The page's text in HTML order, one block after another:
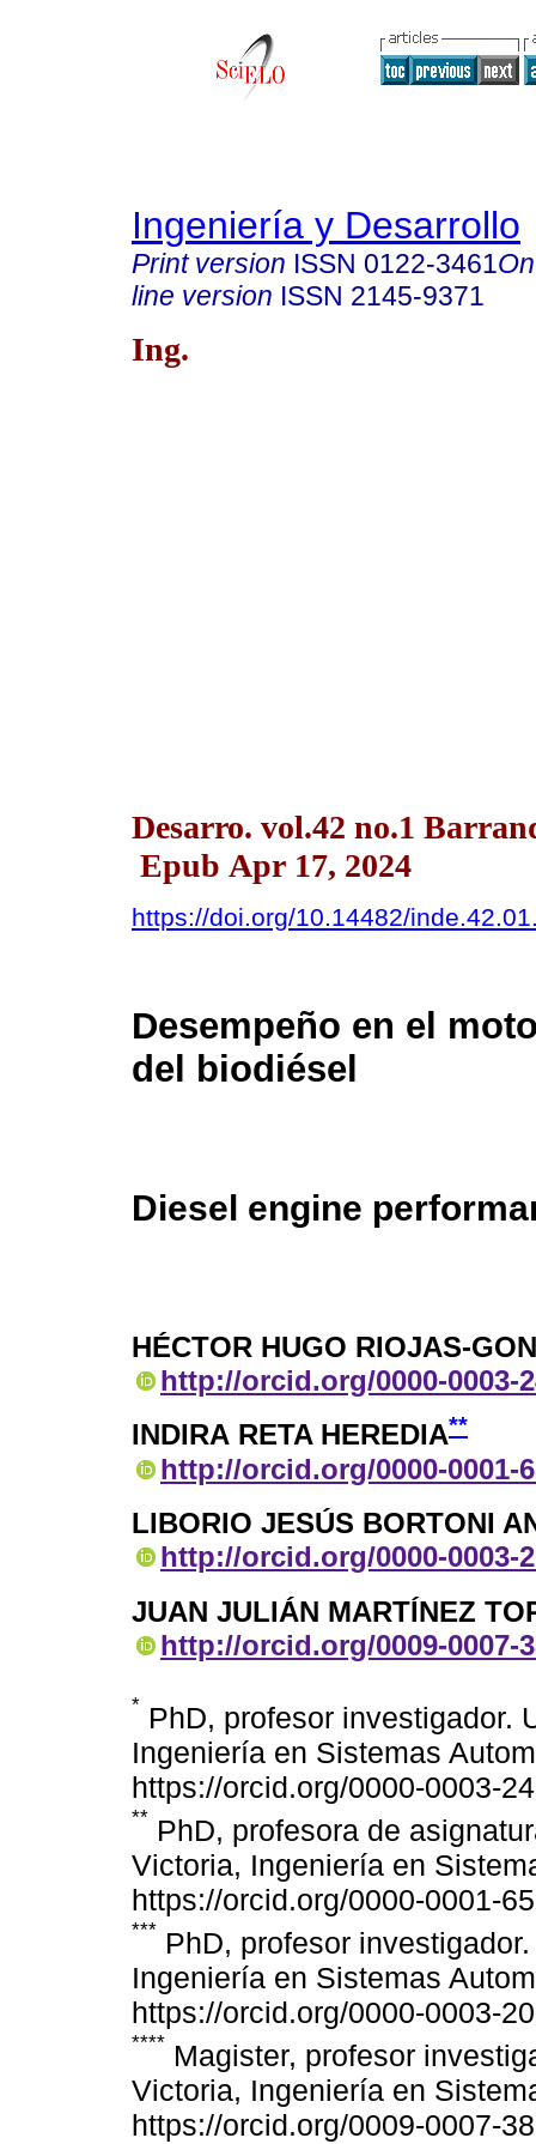
Ingeniería y Desarrollo
Print version ISSN 0122-3461
line version ISSN 2145-9371
Ing.
Desarro. vol.42 no.1
Epub Apr 17, 2024
https://doi.org/10.14482/
Desempeño en el
del biodiésel
Diesel engine
HÉCTOR HUGO RIOJAS-
http://orcid.org/0000-0003-
INDIRA RETA HEREDIA**
http://orcid.org/0000-0001-
LIBORIO JESÚS BORTONI
http://orcid.org/0000-0003-
JUAN JULIÁN MARTÍNEZ
http://orcid.org/0009-0007-
* PhD, profesor investigador.
Ingeniería en Sistemas
https://orcid.org/0000-0003-
** PhD, profesora de
Victoria, Ingeniería en
https://orcid.org/0000-0001-
*** PhD, profesor
Ingeniería en Sistemas
https://orcid.org/0000-0003-
**** Magister, profesor
Victoria, Ingeniería en
https://orcid.org/0009-0007-